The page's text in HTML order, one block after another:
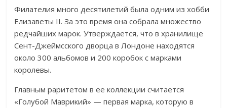
Филателия много десятилетий была одним из хобби
Елизаветы II. За это время она собрала множество
редчайших марок. Утверждается, что в хранилище
Сент-Джеймсского дворца в Лондоне находятся
около 300 альбомов и 200 коробок с марками
королевы.
Главным раритетом в ее коллекции считается
«Голубой Маврикий» — первая марка, которую в